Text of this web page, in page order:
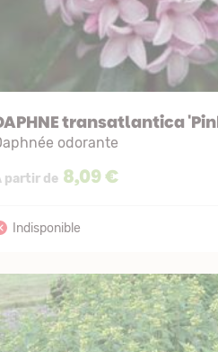
transatlantica
odorante
partir de 8,09 €